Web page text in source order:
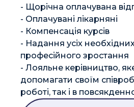
- Щорічна оплачувана
- Оплачувані лікарняні
- Компенсація курсів
- Надання усіх
професійного зростання
- Лояльне керівництво,
допомагати своїм
роботі, так і в